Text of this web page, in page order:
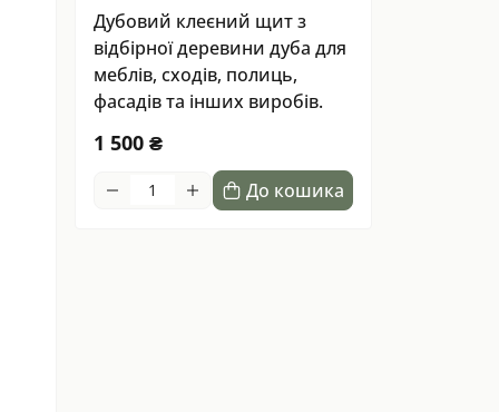
Дубовий клеєний щит з
відбірної деревини дуба для
меблів, сходів, полиць,
фасадів та інших виробів.
1 500 ₴
До кошика